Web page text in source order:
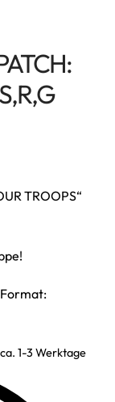
TROOPS“
1-3 Werktage